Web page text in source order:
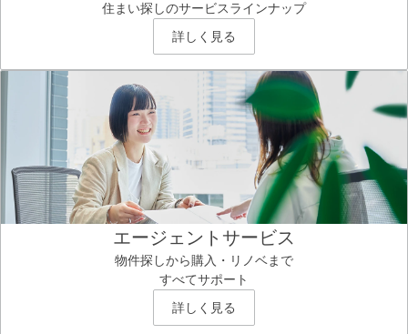
住まい探しのサービスラインナップ
詳しく見る
エージェントサービス
物件探しから購入・リノベまで
すべてサポート
詳しく見る